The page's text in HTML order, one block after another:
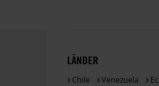
LÄNDER
Chile Venezuela